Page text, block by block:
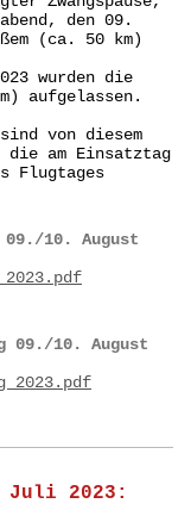
den 09.
(ca. 50 km)
wurden die
aufgelassen.
von diesem
die am Einsatztag
Flugtages
10. August
09./10. August
2023.pdf
Juli 2023: